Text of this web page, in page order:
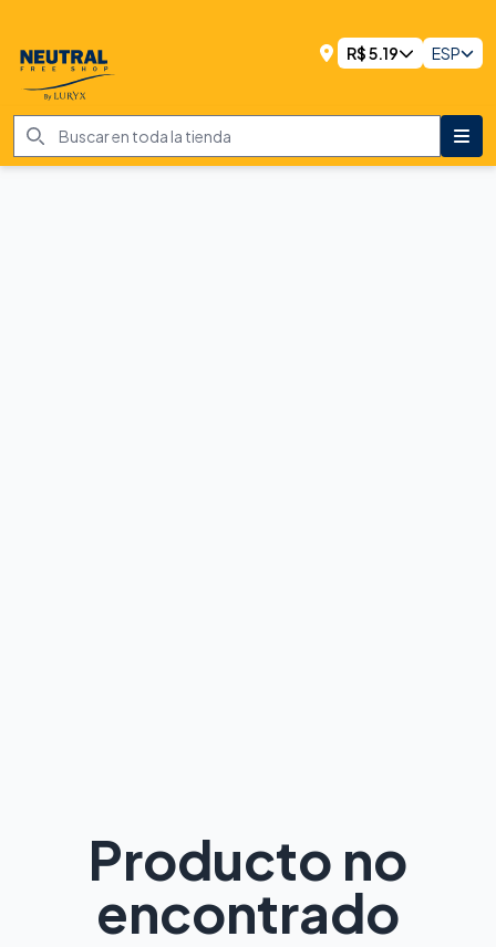
R$5.19 ESP
Producto no
encontrado